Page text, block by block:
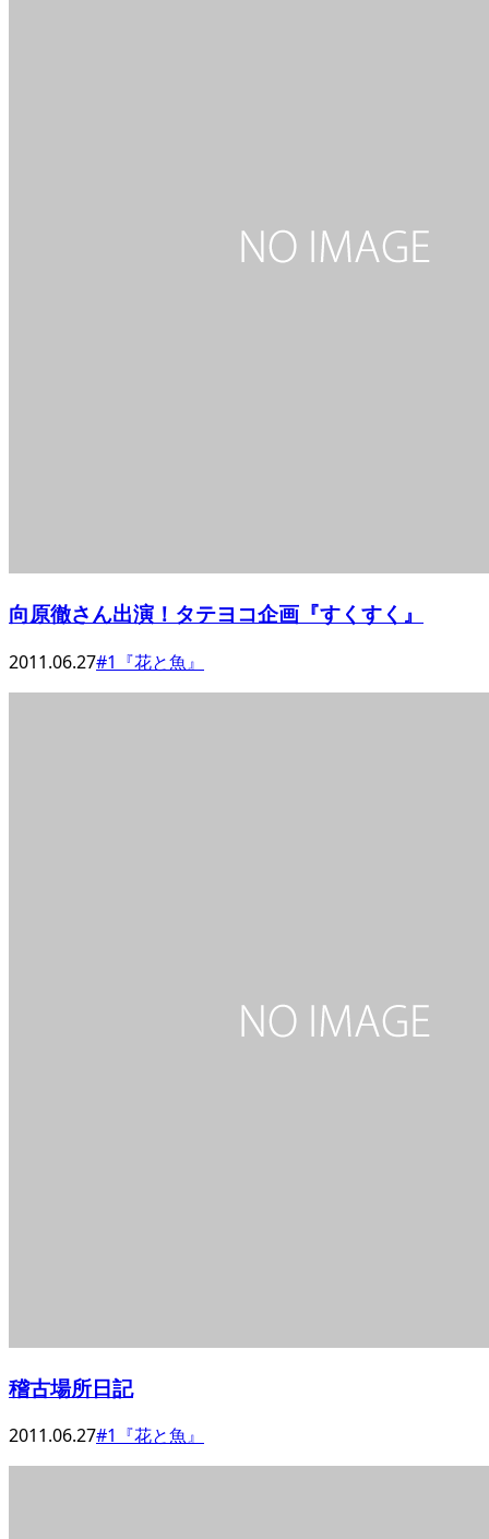
向原徹さん出演！タテヨコ企画『すくすく』
2011.06.27#1『花と魚』
稽古場所日記
2011.06.27#1『花と魚』